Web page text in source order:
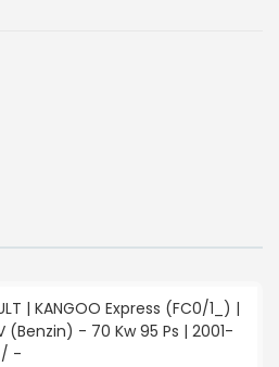
| KANGOO Express (FC0/1_) |
(Benzin) - 70 Kw 95 Ps | 2001-
/ -